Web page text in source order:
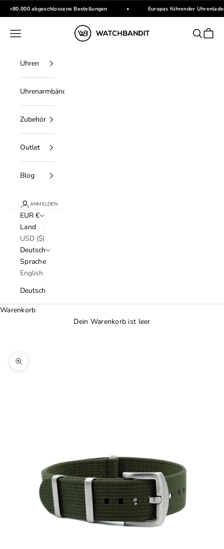
Zum Inhalt springen
+80.000 abgeschlossene Bestellungen • Europas führender
WATCHBANDIT
Menü Suchen
Uhren
Uhrenarmbänder
Zubehör
Outlet
Blog
ANMELDEN
EUR €
Land
USD ($)
Deutsch
Sprache
English
Deutsch
Warenkorb
Dein Warenkorb ist leer
Bild vergrößern